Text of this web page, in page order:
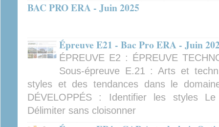
BAC PRO ERA - Juin 2025
Épreuve E21 - Bac Pro ERA - Juin
ÉPREUVE E2 : ÉPREUVE
Sous-épreuve E.21 : Arts et
styles et des tendances dans le
DÉVELOPPÉS : Identifier les styles
Délimiter sans cloisonner